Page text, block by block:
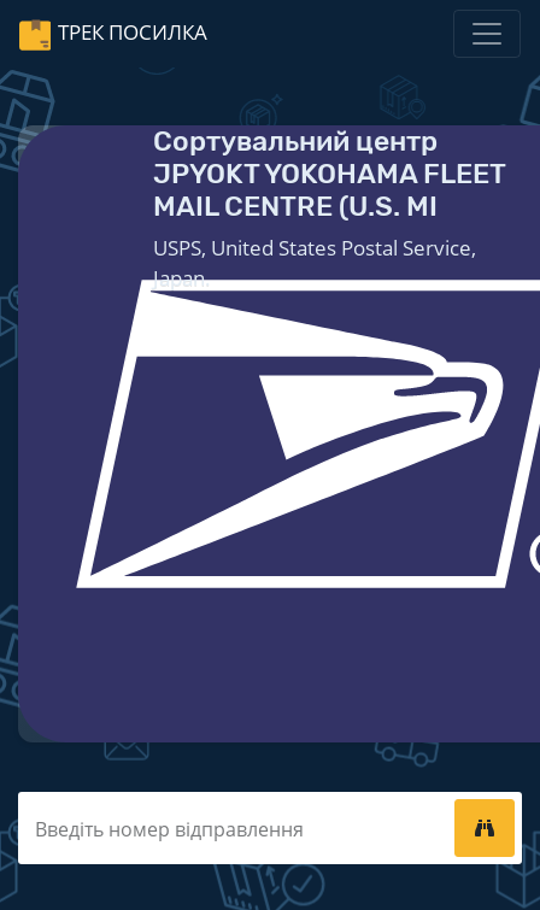
ТРЕК ПОСИЛКА
Сортувальний центр
JPYOKT YOKOHAMA FLEET
MAIL CENTRE (U.S. MI
USPS, United States Postal Service,
Japan.